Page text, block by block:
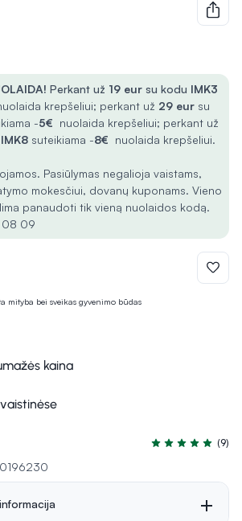
Įvertinimas 4.9
(9)
mityba bei sveikas gyvenimo būdas
Perkant už 19 eur su kodu IMK3
krepšeliui; perkant už 29 eur su
-5€ nuolaida krepšeliui; perkant už
IMK8 suteikiama -8€ nuolaida krepšeliui.
Pasiūlymas negalioja vaistams,
mokesčiui, dovanų kuponams. Vieno
panaudoti tik vieną nuolaidos kodą.
08 09
kaina